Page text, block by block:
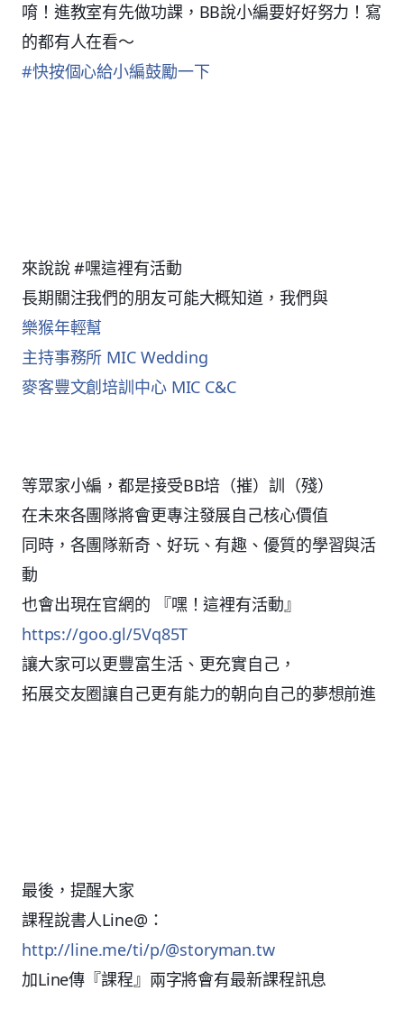
唷！進教室有先做功課，BB說小編要好好努力！寫
的都有人在看～
#快按個心給小編鼓勵一下
來說說 #嘿這裡有活動
長期關注我們的朋友可能大概知道，我們與
樂猴年輕幫
主持事務所 MIC Wedding
麥客豐文創培訓中心 MIC C&C
等眾家小編，都是接受BB培（摧）訓（殘）
在未來各團隊將會更專注發展自己核心價值
同時，各團隊新奇、好玩、有趣、優質的學習與活
動
也會出現在官網的 『嘿！這裡有活動』
https://goo.gl/5Vq85T
讓大家可以更豐富生活、更充實自己，
拓展交友圈讓自己更有能力的朝向自己的夢想前進
最後，提醒大家
課程說書人Line@：
http://line.me/ti/p/@storyman.tw
加Line傳『課程』兩字將會有最新課程訊息